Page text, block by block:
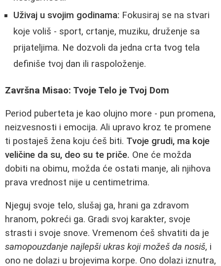
Uživaj u svojim godinama: Fokusiraj se na stvari
koje voliš - sport, crtanje, muziku, druženje sa
prijateljima. Ne dozvoli da jedna crta tvog tela
definiše tvoj dan ili raspoloženje.
Završna Misao: Tvoje Telo je Tvoj Dom
Period puberteta je kao olujno more - pun promena,
neizvesnosti i emocija. Ali upravo kroz te promene
ti postaješ žena koju ćeš biti. Tvoje grudi, ma koje
veličine da su, deo su te priče. One će možda
dobiti na obimu, možda će ostati manje, ali njihova
prava vrednost nije u centimetrima.
Njeguj svoje telo, slušaj ga, hrani ga zdravom
hranom, pokreći ga. Gradi svoj karakter, svoje
strasti i svoje snove. Vremenom ćeš shvatiti da je
samopouzdanje najlepši ukras koji možeš da nosiš, i
ono ne dolazi u brojevima korpe. Ono dolazi iznutra,